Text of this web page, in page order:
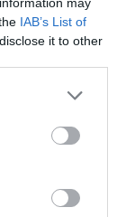
IAB’s List of
it to other
more Google
may click to
party tags to
below Google